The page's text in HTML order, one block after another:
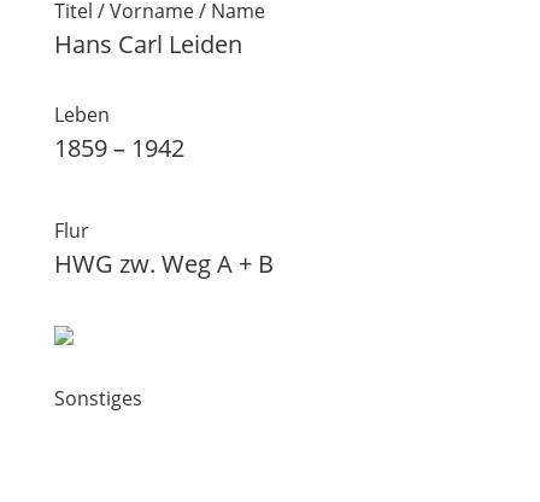
Titel / Vorname / Name
Hans Carl Leiden
Leben
1859 – 1942
Flur
HWG zw. Weg A + B
Sonstiges